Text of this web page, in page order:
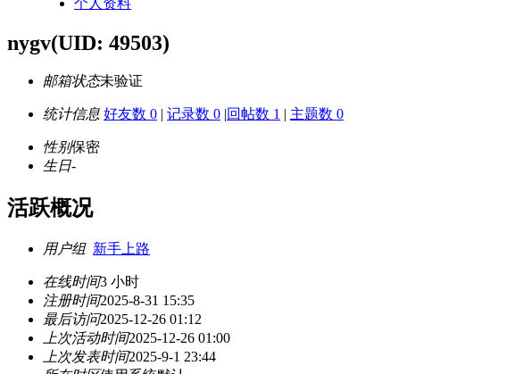
nygv(UID: 49503)
邮箱状态未验证
统计信息 好友数 0 | 记录数 0 |回帖数 1 | 主题数 0
性别保密
生日-
活跃概况
用户组 新手上路
在线时间3 小时
注册时间2025-8-31 15:35
最后访问2025-12-26 01:12
上次活动时间2025-12-26 01:00
上次发表时间2025-9-1 23:44